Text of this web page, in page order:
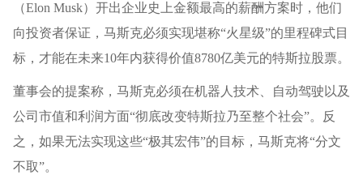
（Elon Musk）开出企业史上金额最高的薪酬方案时，他们
向投资者保证，马斯克必须实现堪称“火星级”的里程碑式目
标，才能在未来10年内获得价值8780亿美元的特斯拉股票。
董事会的提案称，马斯克必须在机器人技术、自动驾驶以及
公司市值和利润方面“彻底改变特斯拉乃至整个社会”。反
之，如果无法实现这些“极其宏伟”的目标，马斯克将“分文
不取”。